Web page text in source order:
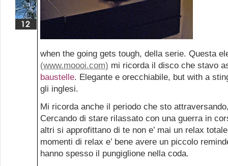
when the going gets tough, della serie. Questa
(www.moooi.com) mi ricorda il disco che stavo
baustelle. Elegante e orecchiabile, but with a
gli inglesi.
Mi ricorda anche il periodo che sto
Cercando di stare rilassato con una guerra in
altri si approfittano di te non e’ mai un relax
momenti di relax e’ bene avere un piccolo
hanno spesso il pungiglione nella coda.